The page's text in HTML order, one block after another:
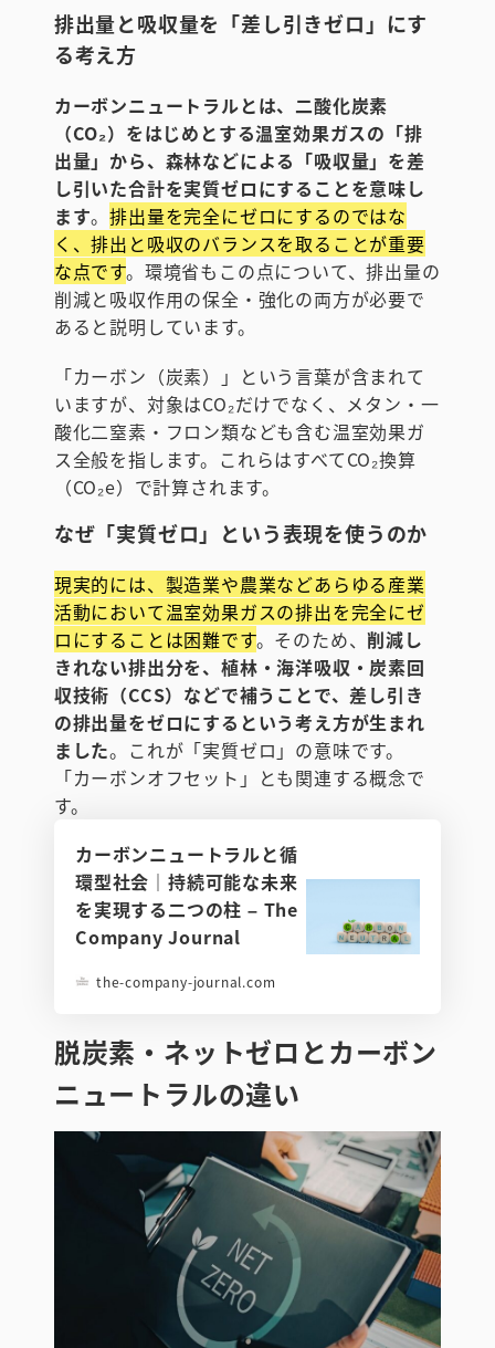
排出量と吸収量を「差し引きゼロ」にす
る考え方
カーボンニュートラルとは、二酸化炭素
（CO₂）をはじめとする温室効果ガスの「排
出量」から、森林などによる「吸収量」を差
し引いた合計を実質ゼロにすることを意味し
ます。排出量を完全にゼロにするのではな
く、排出と吸収のバランスを取ることが重要
な点です。環境省もこの点について、排出量の
削減と吸収作用の保全・強化の両方が必要で
あると説明しています。
「カーボン（炭素）」という言葉が含まれて
いますが、対象はCO₂だけでなく、メタン・一
酸化二窒素・フロン類なども含む温室効果ガ
ス全般を指します。これらはすべてCO₂換算
（CO₂e）で計算されます。
なぜ「実質ゼロ」という表現を使うのか
現実的には、製造業や農業などあらゆる産業
活動において温室効果ガスの排出を完全にゼ
ロにすることは困難です。そのため、削減し
きれない排出分を、植林・海洋吸収・炭素回
収技術（CCS）などで補うことで、差し引き
の排出量をゼロにするという考え方が生まれ
ました。これが「実質ゼロ」の意味です。
「カーボンオフセット」とも関連する概念で
す。
カーボンニュートラルと循
環型社会｜持続可能な未来
を実現する二つの柱 – The
Company Journal
the-company-journal.com
脱炭素・ネットゼロとカーボン
ニュートラルの違い